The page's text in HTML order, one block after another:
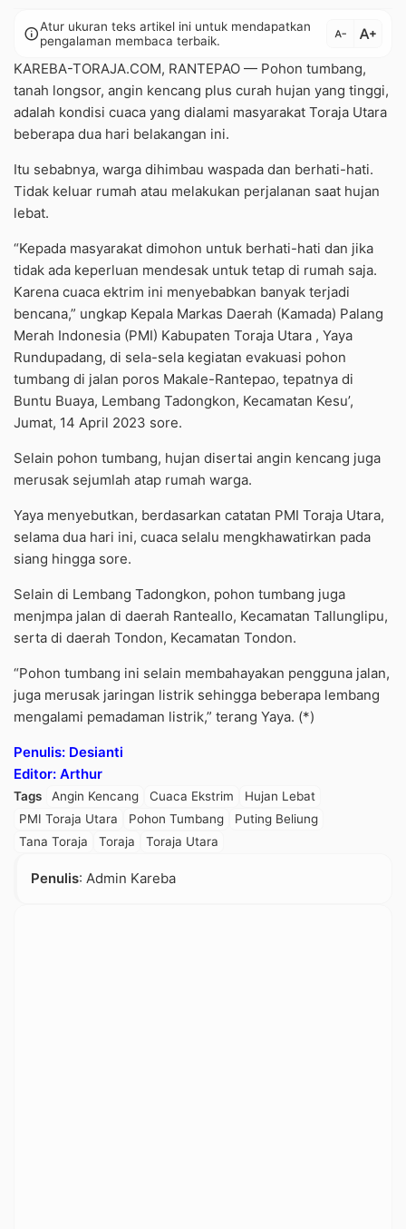
infoAtur ukuran teks artikel ini untuk mendapatkan
pengalaman membaca terbaik.
text_decrease text_increase
KAREBA-TORAJA.COM, RANTEPAO — Pohon tumbang,
tanah longsor, angin kencang plus curah hujan yang tinggi,
adalah kondisi cuaca yang dialami masyarakat Toraja Utara
beberapa dua hari belakangan ini.
Itu sebabnya, warga dihimbau waspada dan berhati-hati.
Tidak keluar rumah atau melakukan perjalanan saat hujan
lebat.
“Kepada masyarakat dimohon untuk berhati-hati dan jika
tidak ada keperluan mendesak untuk tetap di rumah saja.
Karena cuaca ektrim ini menyebabkan banyak terjadi
bencana,” ungkap Kepala Markas Daerah (Kamada) Palang
Merah Indonesia (PMI) Kabupaten Toraja Utara , Yaya
Rundupadang, di sela-sela kegiatan evakuasi pohon
tumbang di jalan poros Makale-Rantepao, tepatnya di
Buntu Buaya, Lembang Tadongkon, Kecamatan Kesu’,
Jumat, 14 April 2023 sore.
Selain pohon tumbang, hujan disertai angin kencang juga
merusak sejumlah atap rumah warga.
Yaya menyebutkan, berdasarkan catatan PMI Toraja Utara,
selama dua hari ini, cuaca selalu mengkhawatirkan pada
siang hingga sore.
Selain di Lembang Tadongkon, pohon tumbang juga
menjmpa jalan di daerah Ranteallo, Kecamatan Tallunglipu,
serta di daerah Tondon, Kecamatan Tondon.
“Pohon tumbang ini selain membahayakan pengguna jalan,
juga merusak jaringan listrik sehingga beberapa lembang
mengalami pemadaman listrik,” terang Yaya. (*)
Penulis: Desianti
Editor: Arthur
Tags Angin Kencang Cuaca Ekstrim
Hujan Lebat
PMI Toraja Utara
Pohon Tumbang
Puting Beliung
Tana Toraja
Toraja Toraja Utara
Penulis: Admin Kareba